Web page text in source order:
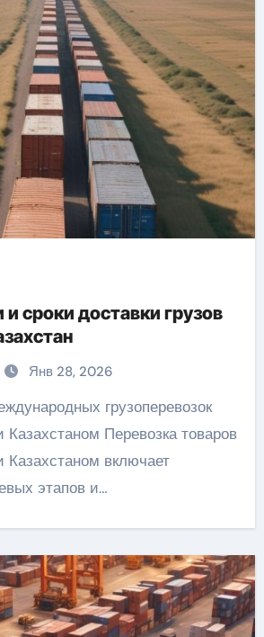
сроки доставки грузов
Янв 28, 2026
Перевозка товаров
включает
этапов и…